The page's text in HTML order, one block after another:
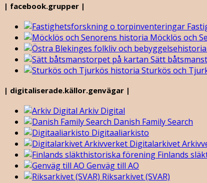
| facebook.grupper |
Möcklös och
Sätt
Sturkös och
| digitaliserade.källor.genvägar |
Arkiv Digital
Danish Family Search
Digitaaliarkisto
Digitalarkivet
Finlands
Genväg till AO
Riksarkivet (SVAR)